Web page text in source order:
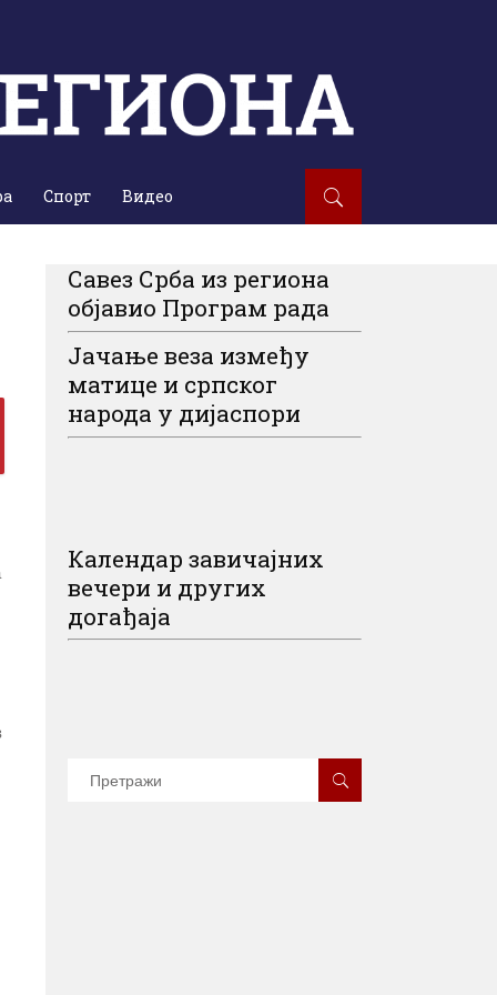
Спорт Видео
Савез Срба из региона
објавио Програм рада
Јачање веза између
матице и српског
народа у дијаспори
Календар завичајних
вечери и других
догађаја